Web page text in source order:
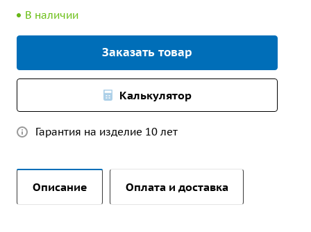
В наличии
Заказать товар
Калькулятор
Гарантия на изделие 10 лет
Описание Оплата и доставка